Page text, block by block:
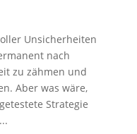
Unsicherheiten
nach
zu zähmen und
Aber was wäre,
Strategie